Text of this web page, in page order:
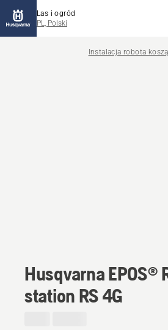
Las i ogród
PL, Polski
Instalacja robota
Husqvarna EPOS®
station RS 4G